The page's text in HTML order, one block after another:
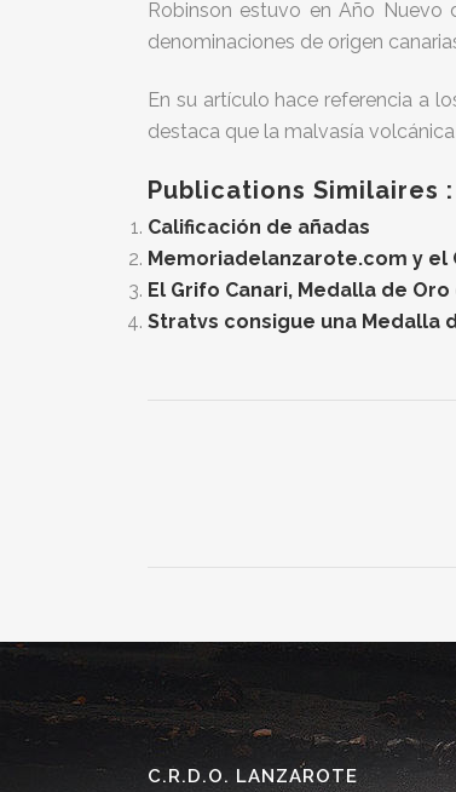
Robinson estuvo en Año Nuevo
denominaciones de origen
En su artículo hace referencia a
destaca que la malvasía
Publications Similaires :
Calificación de añadas
Memoriadelanzarote.com y
El Grifo Canari, Medalla de
Stratvs consigue una Medalla
C.R.D.O. LANZAROTE